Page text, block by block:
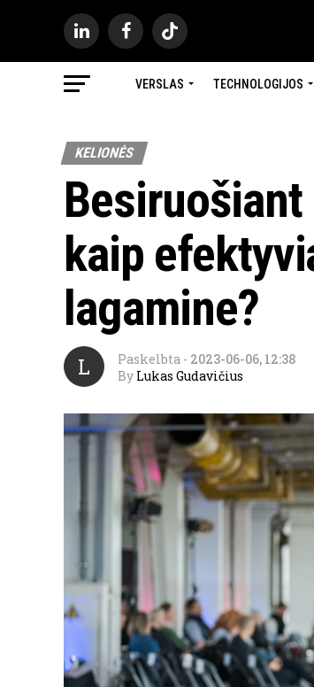
VERSLAS TECHNOLOGIJOS
KELIONĖS
kaip
lagamine?
L Paskelbta - 2023-06-06, 12:38
By Lukas Gudavičius